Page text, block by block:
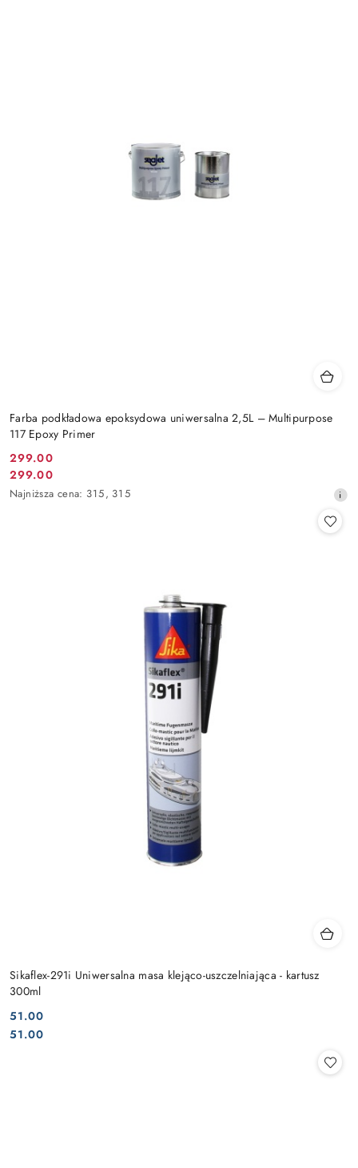
Farba podkładowa epoksydowa uniwersalna 2,5L – Multipurpose
117 Epoxy Primer
Cena
promocyjna:
299.00
Cena
promocyjna:
299.00
Najniższa
Najniższa cena: 315, 315
Sikaflex-291i Uniwersalna masa klejąco-uszczelniająca - kartusz
300ml
Cena:
51.00
Cena:
51.00